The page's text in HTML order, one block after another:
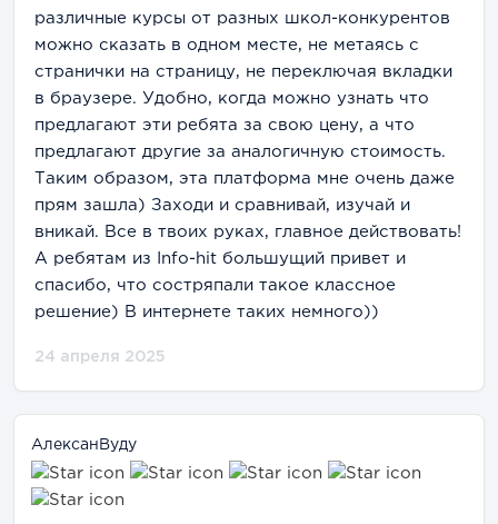
различные курсы от разных школ-конкурентов
можно сказать в одном месте, не метаясь с
странички на страницу, не переключая вкладки
в браузере. Удобно, когда можно узнать что
предлагают эти ребята за свою цену, а что
предлагают другие за аналогичную стоимость.
Таким образом, эта платформа мне очень даже
прям зашла) Заходи и сравнивай, изучай и
вникай. Все в твоих руках, главное действовать!
А ребятам из Info-hit большущий привет и
спасибо, что состряпали такое классное
решение) В интернете таких немного))
24 апреля 2025
АлексанВуду